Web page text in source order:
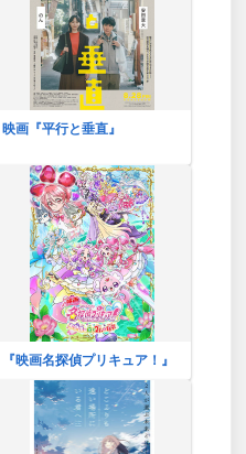
映画『平行と垂直』
『映画名探偵プリキュア！』